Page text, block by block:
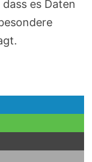
es Daten